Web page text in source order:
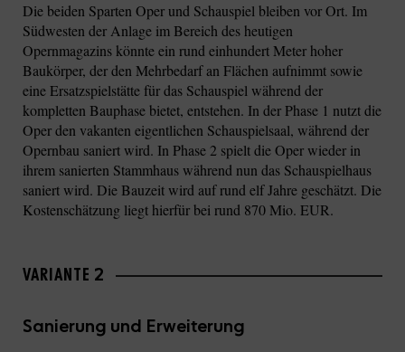
Die beiden Sparten Oper und Schauspiel bleiben vor Ort. Im
Südwesten der Anlage im Bereich des heutigen
Opernmagazins könnte ein rund einhundert Meter hoher
Baukörper, der den Mehrbedarf an Flächen aufnimmt sowie
eine Ersatzspielstätte für das Schauspiel während der
kompletten Bauphase bietet, entstehen. In der Phase 1 nutzt die
Oper den vakanten eigentlichen Schauspielsaal, während der
Opernbau saniert wird. In Phase 2 spielt die Oper wieder in
ihrem sanierten Stammhaus während nun das Schauspielhaus
saniert wird. Die Bauzeit wird auf rund elf Jahre geschätzt. Die
Kostenschätzung liegt hierfür bei rund 870 Mio. EUR.
VARIANTE 2
Sanierung und Erweiterung